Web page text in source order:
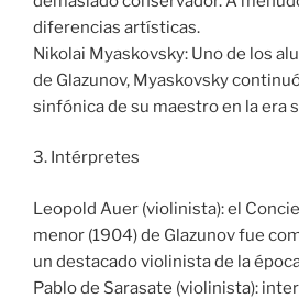
diferencias artísticas.
Nikolai Myaskovsky: Uno de los
de Glazunov, Myaskovsky
sinfónica de su maestro en la era
3. Intérpretes
Leopold Auer (violinista): el
menor (1904) de Glazunov fue
un destacado violinista de la
Pablo de Sarasate (violinista):